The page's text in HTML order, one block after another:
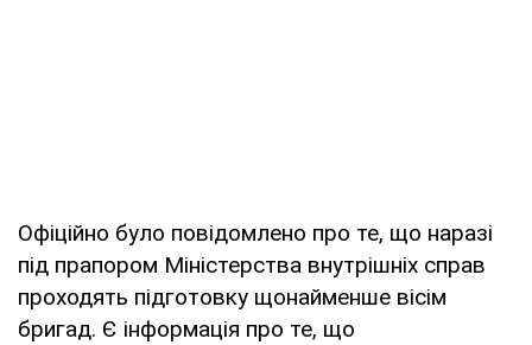
Офіційно було повідомлено про те, що наразі
під прапором Міністерства внутрішніх справ
проходять підготовку щонайменше вісім
бригад. Є інформація про те, що